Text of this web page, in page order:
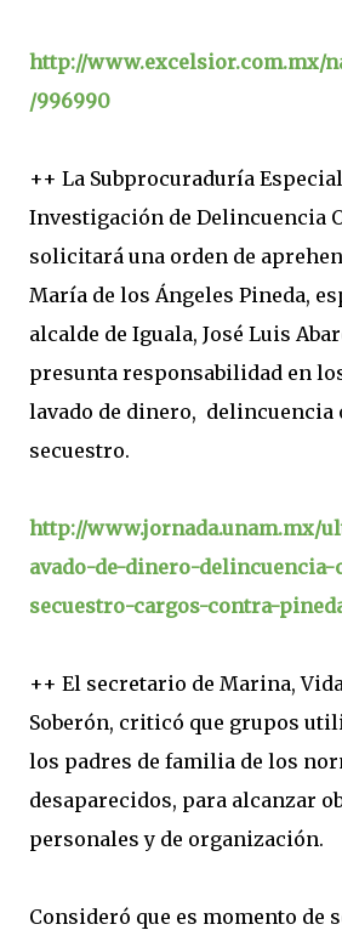
http://www.excelsior.com.mx/
/996990
++ La Subprocuraduría
Investigación de Delincuencia
solicitará una orden de
María de los Ángeles Pineda,
alcalde de Iguala, José Luis
presunta responsabilidad en
lavado de dinero, delincuencia
secuestro.
http://www.jornada.unam.mx/
avado-de-dinero-delincuencia-
secuestro-cargos-contra-
++ El secretario de Marina,
Soberón, criticó que grupos
los padres de familia de los
desaparecidos, para alcanzar
personales y de organización.
Consideró que es momento de